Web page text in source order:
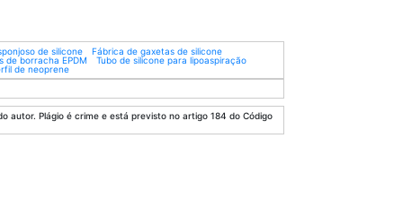
de silicone
Fábrica de gaxetas de silicone
de borracha EPDM
Tubo de silicone para lipoaspiração
de neoprene
autor. Plágio é crime e está previsto no artigo 184 do Código